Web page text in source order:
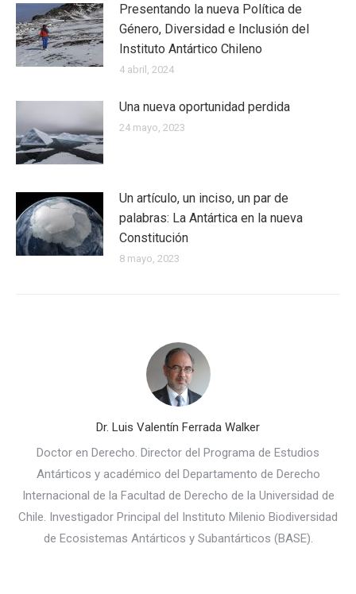
Presentando la nueva Política de
Género, Diversidad e Inclusión del
Instituto Antártico Chileno
4 abril, 2024
Una nueva oportunidad perdida
24 mayo, 2023
Un artículo, un inciso, un par de
palabras: La Antártica en la nueva
Constitución
8 mayo, 2023
Dr. Luis Valentín Ferrada Walker
Doctor en Derecho. Director del Programa de Estudios
Antárticos y académico del Departamento de Derecho
Internacional de la Facultad de Derecho de la Universidad de
Chile. Investigador Principal del Instituto Milenio Biodiversidad
de Ecosistemas Antárticos y Subantárticos (BASE).